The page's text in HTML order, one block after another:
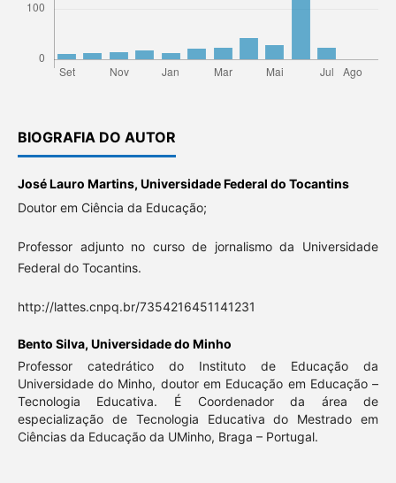
BIOGRAFIA DO AUTOR
José Lauro Martins, Universidade Federal do Tocantins
Doutor em Ciência da Educação;
Professor adjunto no curso de jornalismo da Universidade
Federal do Tocantins.
http://lattes.cnpq.br/7354216451141231
Bento Silva, Universidade do Minho
Professor catedrático do Instituto de Educação da
Universidade do Minho, doutor em Educação em Educação –
Tecnologia Educativa. É Coordenador da área de
especialização de Tecnologia Educativa do Mestrado em
Ciências da Educação da UMinho, Braga – Portugal.